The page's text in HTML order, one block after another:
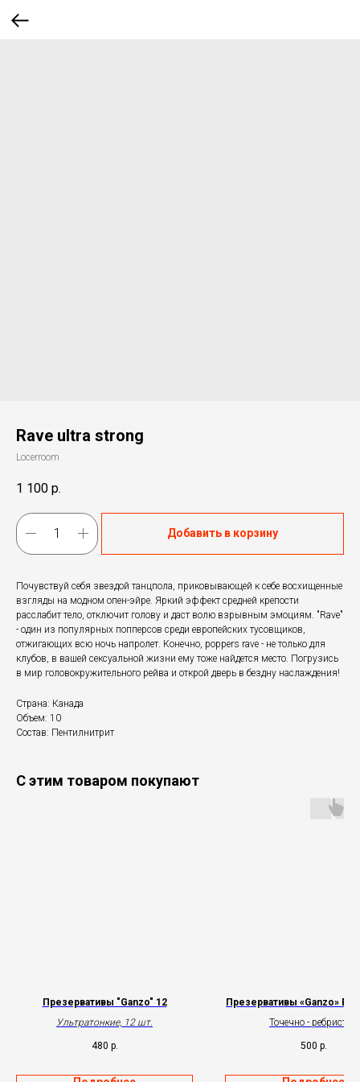
Rave ultra strong
Locerroom
1 100 р.
Добавить в корзину
Почувствуй себя звездой танцпола, приковывающей к себе восхищенные
взгляды на модном опен-эйре. Яркий эффект средней крепости
расслабит тело, отключит голову и даст волю взрывным эмоциям. "Rave"
- один из популярных попперсов среди европейских тусовщиков,
отжигающих всю ночь напролет. Конечно, poppers rave - не только для
клубов, в вашей сексуальной жизни ему тоже найдется место. Погрузись
в мир головокружительного рейва и открой дверь в бездну наслаждения!
Страна: Канада
Объем: 10
Состав: Пентилнитрит
С этим товаром покупают
Презервативы "Ganzo" 12
Ультратонкие, 12 шт.
480 р.
Презервативы «Ganzo»
Точечно - ребристые
500 р.